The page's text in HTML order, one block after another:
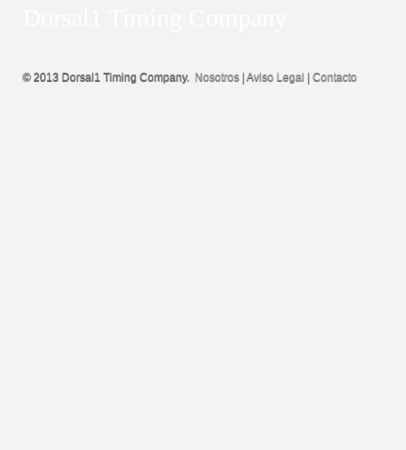
© 2013 Dorsal1 Timing Company. Nosotros |Aviso Legal | Contacto